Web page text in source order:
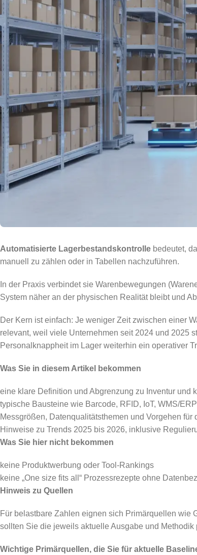
Automatisierte Lagerbestandskontrolle bedeutet,
manuell zu zählen oder in Tabellen nachzuführen.
In der Praxis verbindet sie Warenbewegungen
System näher an der physischen Realität bleibt und
Der Kern ist einfach: Je weniger Zeit zwischen einer
relevant, weil viele Unternehmen seit 2024 und 2025
Personalknappheit im Lager weiterhin ein operativer
Was Sie in diesem Artikel bekommen
eine klare Definition und Abgrenzung zu Inventur und
typische Bausteine wie Barcode, RFID, IoT, WMS/
Messgrößen, Datenqualitätsthemen und Vorgehen für
Hinweise zu Trends 2025 bis 2026, inklusive
Was Sie hier nicht bekommen
keine Produktwerbung oder Tool-Rankings
keine „One size fits all“ Prozessrezepte ohne
Hinweis zu Quellen
Für belastbare Zahlen eignen sich Primärquellen wie
sollten Sie die jeweils aktuelle Ausgabe und
Wichtige Primärquellen, die Sie für aktuelle